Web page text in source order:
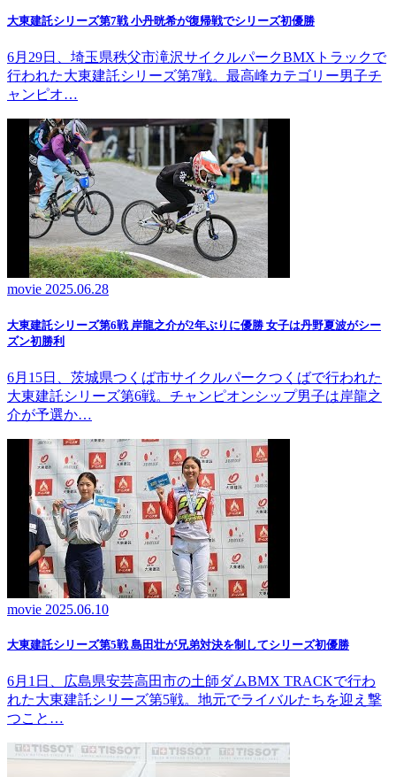
大東建託シリーズ第7戦 ⼩丹晄希が復帰戦でシリーズ初優勝
6月29日、埼玉県秩父市滝沢サイクルパークBMXトラックで
行われた大東建託シリーズ第7戦。最高峰カテゴリー男子チ
ャンピオ…
movie 2025.06.28
大東建託シリーズ第6戦 岸龍之介が2年ぶりに優勝 女子は丹野夏波がシー
ズン初勝利
6月15日、茨城県つくば市サイクルパークつくばで行われた
大東建託シリーズ第6戦。チャンピオンシップ男子は岸龍之
介が予選か…
movie 2025.06.10
大東建託シリーズ第5戦 島田壮が兄弟対決を制してシリーズ初優勝
6月1日、広島県安芸高田市の土師ダムBMX TRACKで行わ
れた大東建託シリーズ第5戦。地元でライバルたちを迎え撃
つこと…